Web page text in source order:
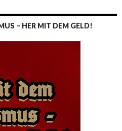
– HER MIT DEM GELD!